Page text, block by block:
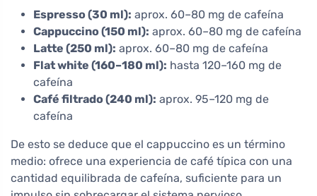
Espresso (30 ml): aprox. 60–80 mg de cafeína
Cappuccino (150 ml): aprox. 60–80 mg de cafeína
Latte (250 ml): aprox. 60–80 mg de cafeína
Flat white (160–180 ml): hasta 120–160 mg de
cafeína
Café filtrado (240 ml): aprox. 95–120 mg de
cafeína
De esto se deduce que el cappuccino es un término
medio: ofrece una experiencia de café típica con una
cantidad equilibrada de cafeína, suficiente para un